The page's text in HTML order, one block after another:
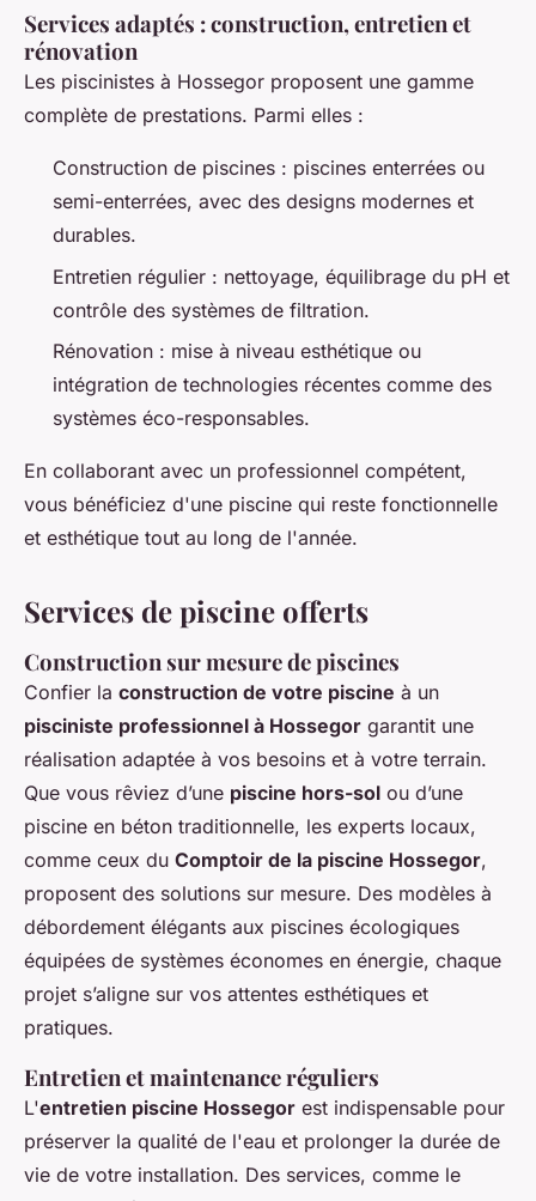
Services adaptés : construction, entretien et
rénovation
Les piscinistes à Hossegor proposent une gamme
complète de prestations. Parmi elles :
Construction de piscines : piscines enterrées ou
semi-enterrées, avec des designs modernes et
durables.
Entretien régulier : nettoyage, équilibrage du pH et
contrôle des systèmes de filtration.
Rénovation : mise à niveau esthétique ou
intégration de technologies récentes comme des
systèmes éco-responsables.
En collaborant avec un professionnel compétent,
vous bénéficiez d'une piscine qui reste fonctionnelle
et esthétique tout au long de l'année.
Services de piscine offerts
Construction sur mesure de piscines
Confier la construction de votre piscine à un
pisciniste professionnel à Hossegor garantit une
réalisation adaptée à vos besoins et à votre terrain.
Que vous rêviez d’une piscine hors-sol ou d’une
piscine en béton traditionnelle, les experts locaux,
comme ceux du Comptoir de la piscine Hossegor,
proposent des solutions sur mesure. Des modèles à
débordement élégants aux piscines écologiques
équipées de systèmes économes en énergie, chaque
projet s’aligne sur vos attentes esthétiques et
pratiques.
Entretien et maintenance réguliers
L'entretien piscine Hossegor est indispensable pour
préserver la qualité de l'eau et prolonger la durée de
vie de votre installation. Des services, comme le